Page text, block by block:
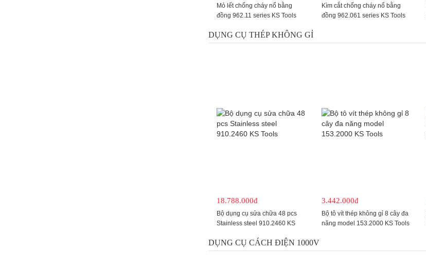
Mỏ lết chống cháy nổ bằng
đồng 962.11 series KS Tools
Kìm cắt chống cháy nổ bằng
đồng 962.061 series KS Tools
DỤNG CỤ THÉP KHÔNG GỈ
18.788.000đ
Bộ dụng cụ sửa chữa 48 pcs
Stainless steel 910.2460 KS
3.442.000đ
Bộ tô vít thép không gỉ 8 cây đa
năng model 153.2000 KS Tools
DỤNG CỤ CÁCH ĐIỆN 1000V